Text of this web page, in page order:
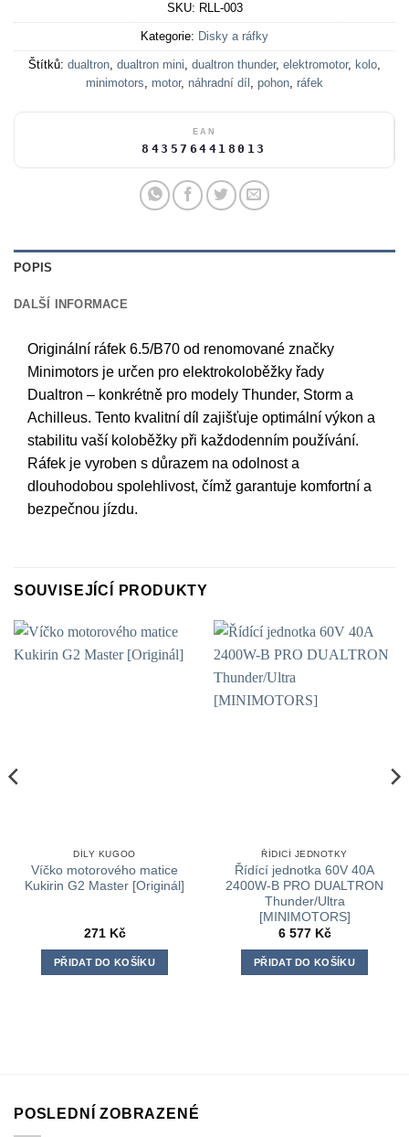
SKU: RLL-003
Kategorie: Disky a ráfky
Štítků: dualtron, dualtron mini, dualtron thunder, elektromotor, kolo,
minimotors, motor, náhradní díl , pohon, ráfek
EAN
8435764418013
POPIS
DALŠÍ INFORMACE
Originální ráfek 6.5/B70 od renomované značky
Minimotors je určen pro elektrokoloběžky řady
Dualtron – konkrétně pro modely Thunder, Storm a
Achilleus. Tento kvalitní díl zajišťuje optimální výkon a
stabilitu vaší koloběžky při každodenním používání.
Ráfek je vyroben s důrazem na odolnost a
dlouhodobou spolehlivost, čímž garantuje komfortní a
bezpečnou jízdu.
SOUVISEJÍCÍ PRODUKTY
DÍLY KUGOO
Víčko motorového matice
Kukirin G2 Master [Originál]
271 Kč
PŘIDAT DO KOŠÍKU
ŘÍDICÍ JEDNOTKY
Řídící jednotka 60V 40A
2400W-B PRO DUALTRON
Thunder/Ultra
[MINIMOTORS]
6 577 Kč
PŘIDAT DO KOŠÍKU
POSLEDNÍ ZOBRAZENÉ